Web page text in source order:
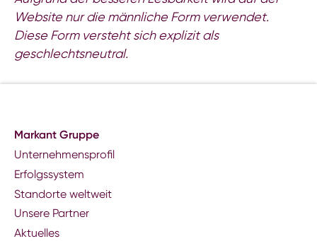
Website nur die männliche Form verwendet.
Diese Form versteht sich explizit als
geschlechtsneutral.
Markant Gruppe
Unternehmensprofil
Erfolgssystem
Standorte weltweit
Unsere Partner
Aktuelles